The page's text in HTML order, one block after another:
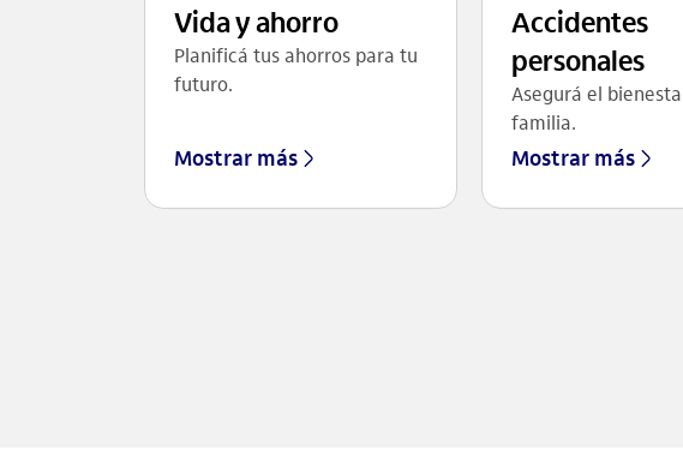
Vida y ahorro
Planificá tus ahorros para tu
futuro.
Mostrar más
Accidentes
personales
Asegurá el
familia.
Mostrar más